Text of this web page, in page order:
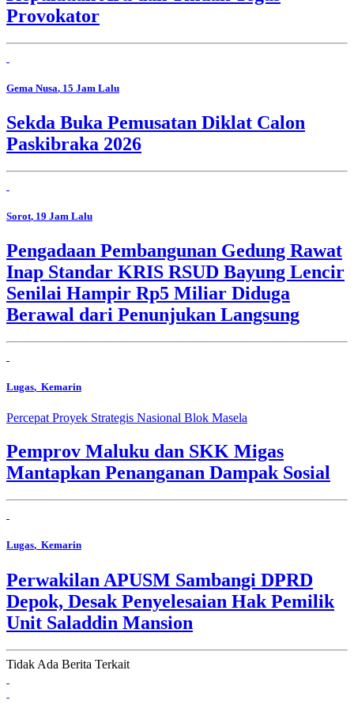
Provokator
Gema Nusa, 15 Jam Lalu
Sekda Buka Pemusatan Diklat Calon
Paskibraka 2026
Sorot, 19 Jam Lalu
Pengadaan Pembangunan Gedung Rawat
Inap Standar KRIS RSUD Bayung Lencir
Senilai Hampir Rp5 Miliar Diduga
Berawal dari Penunjukan Langsung
Lugas, Kemarin
Percepat Proyek Strategis Nasional Blok Masela
Pemprov Maluku dan SKK Migas
Mantapkan Penanganan Dampak Sosial
Lugas, Kemarin
Perwakilan APUSM Sambangi DPRD
Depok, Desak Penyelesaian Hak Pemilik
Unit Saladdin Mansion
Tidak Ada Berita Terkait